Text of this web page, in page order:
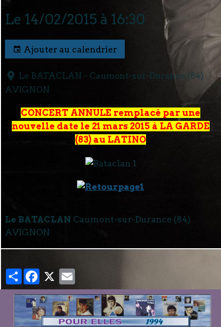
Le 14/02/2015 à 16:30
Ajouter au calendrier
Le BATACLAN - Caumont-sur-Durance (84)
AVIGNON
CONCERT ANNULE remplacé par une
nouvelle date le 21 mars 2015 à LA GARDE
(83) au LATINO
Le BATACLAN Caumont-sur-Durance (84)
AVIGNON
PartagerFacebook
X